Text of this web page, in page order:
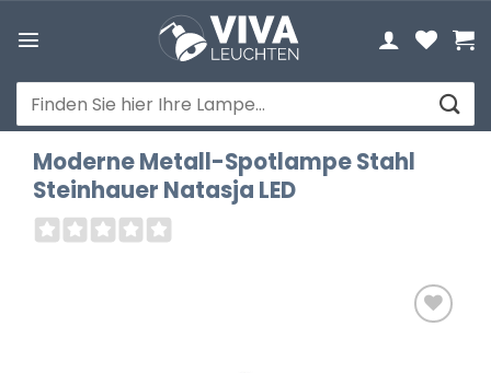
Inhalt
Suchen
nach:
Moderne Metall-Spotlampe Stahl
Steinhauer Natasja LED